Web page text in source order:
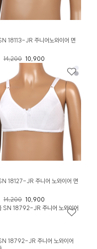
18113-JR 주니어노와이어 면
14,200 10,900
18127-JR 주니어 노와이어 면
14,200 10,900
18792-JR 주니어 노와이어